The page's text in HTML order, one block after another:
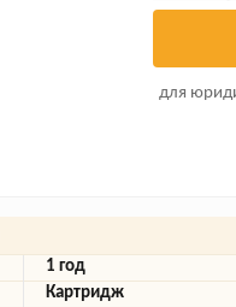
для
1 год
Картридж